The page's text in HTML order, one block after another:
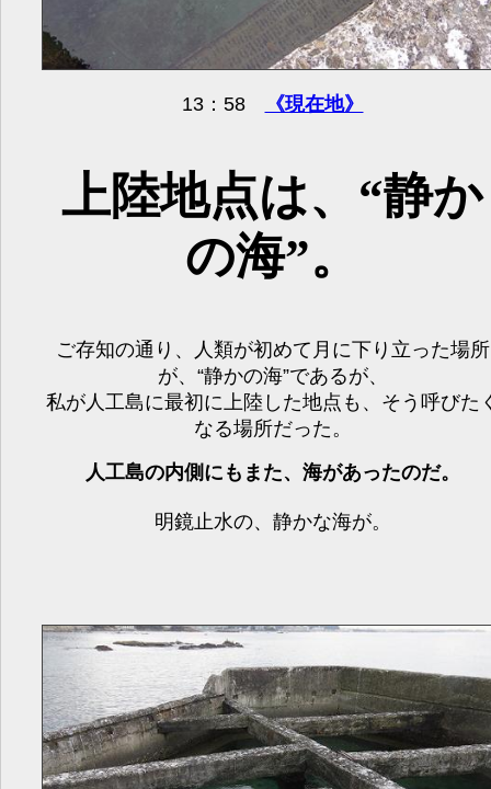
13：58 《現在地》
上陸地点は、“静か
の海”。
ご存知の通り、人類が初めて月に下り立った場所
が、“静かの海”であるが、
私が人工島に最初に上陸した地点も、そう呼びた
なる場所だった。
人工島の内側にもまた、海があったのだ。
明鏡止水の、静かな海が。